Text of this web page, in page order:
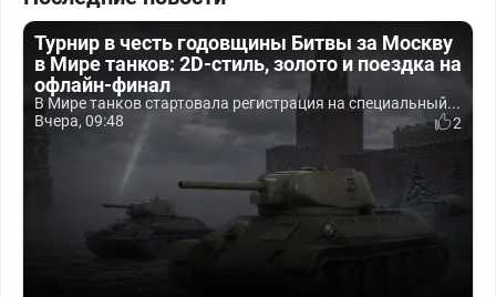
Турнир в честь годовщины Битвы за Москву
в Мире танков: 2D-стиль, золото и поездка на
офлайн-финал
В Мире танков стартовала регистрация на специальный...
Вчера, 09:48
2